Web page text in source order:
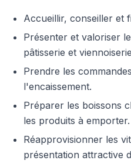
Accueillir, conseiller et
Présenter et valoriser
pâtisserie et
Prendre les
l'encaissement.
Préparer les boissons
les produits à emporter.
Réapprovisionner les
présentation attractive